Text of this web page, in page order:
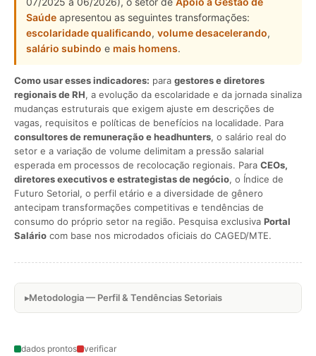
Saúde apresentou as seguintes transformações:
escolaridade qualificando, volume desacelerando,
salário subindo e mais homens.
Como usar esses indicadores: para gestores e diretores
regionais de RH, a evolução da escolaridade e da jornada sinaliza
mudanças estruturais que exigem ajuste em descrições de
vagas, requisitos e políticas de benefícios na localidade. Para
consultores de remuneração e headhunters, o salário real do
setor e a variação de volume delimitam a pressão salarial
esperada em processos de recolocação regionais. Para CEOs,
diretores executivos e estrategistas de negócio, o Índice de
Futuro Setorial, o perfil etário e a diversidade de gênero
antecipam transformações competitivas e tendências de
consumo do próprio setor na região. Pesquisa exclusiva Portal
Salário com base nos microdados oficiais do CAGED/MTE.
Metodologia — Perfil & Tendências Setoriais
dados prontos verificar